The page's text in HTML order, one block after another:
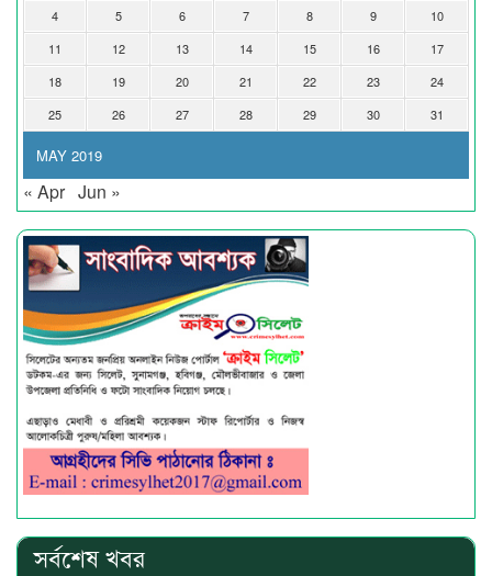
MAY 2019
4
5 6 7 8 9
10
11
12 13 14 15 16
17
18
19 20 21 22 23
24
25
26 27 28 29 30 31
« Apr Jun »
সর্বশেষ খবর